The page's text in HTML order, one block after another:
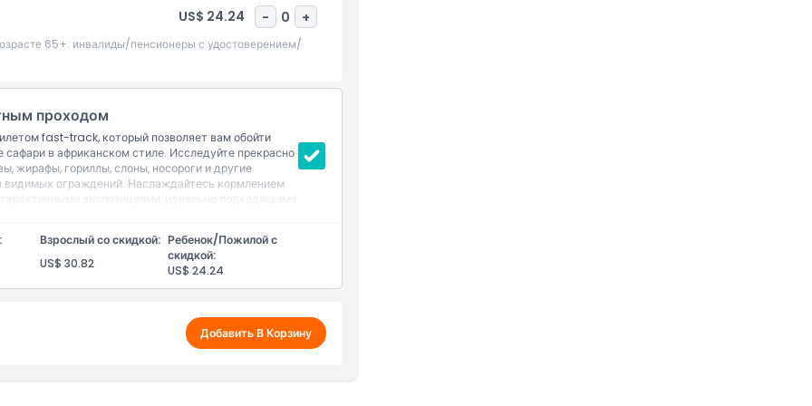
US$ 24.24 - 0 +
65+: инвалиды/пенсионеры с удостоверением/
проходом
fast-track, который позволяет вам обойти
в африканском стиле. Исследуйте прекрасно
жирафы, гориллы, слоны, носороги и другие
ограждений. Наслаждайтесь кормлением
экспозициями, идеально подходящими
с дикой природой в самом сердце Валенсии.
шоу с животными, показ в кинотеатре и
Взрослый со скидкой:
US$ 30.82
Ребенок/Пожилой с
скидкой:
US$ 24.24
Добавить В Корзину